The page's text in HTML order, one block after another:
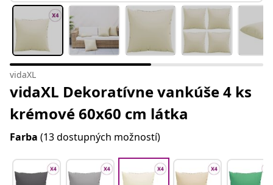
vidaXL
vidaXL Dekoratívne vankúše 4 ks
krémové 60x60 cm látka
Farba (13 dostupných možností)